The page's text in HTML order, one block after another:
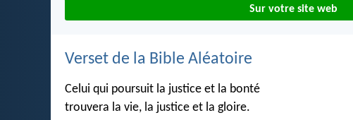
Sur votre site web
Verset de la Bible Aléatoire
Celui qui poursuit la justice et la bonté
trouvera la vie, la justice et la gloire.